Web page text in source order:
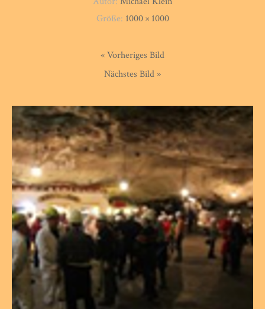
Größe: 1000 × 1000
« Vorheriges Bild
Nächstes Bild »